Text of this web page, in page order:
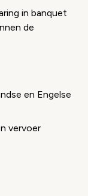
in banquet
de
en Engelse
vervoer